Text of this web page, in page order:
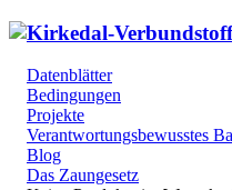
Datenblätter
Bedingungen
Projekte
Verantwortungsbewusstes
Blog
Das Zaungesetz